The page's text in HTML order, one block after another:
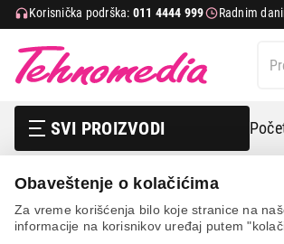
Obaveštenje o kolačićima
Za vreme korišćenja bilo koje stranice na
informacije na korisnikov uređaj putem
Korisnička podrška: 011 4444 999 Radnim
SVI PROIZVODI
Mali kućni aparati Nega odeće i